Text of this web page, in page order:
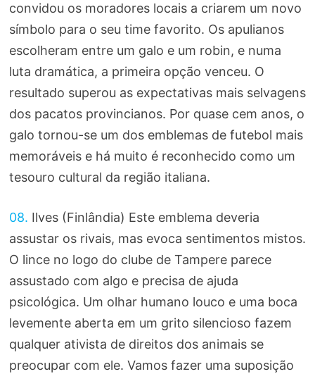
convidou os moradores locais a criarem um novo
símbolo para o seu time favorito. Os apulianos
escolheram entre um galo e um robin, e numa
luta dramática, a primeira opção venceu. O
resultado superou as expectativas mais selvagens
dos pacatos provincianos. Por quase cem anos, o
galo tornou-se um dos emblemas de futebol mais
memoráveis e há muito é reconhecido como um
tesouro cultural da região italiana.
08. Ilves (Finlândia) Este emblema deveria
assustar os rivais, mas evoca sentimentos mistos.
O lince no logo do clube de Tampere parece
assustado com algo e precisa de ajuda
psicológica. Um olhar humano louco e uma boca
levemente aberta em um grito silencioso fazem
qualquer ativista de direitos dos animais se
preocupar com ele. Vamos fazer uma suposição